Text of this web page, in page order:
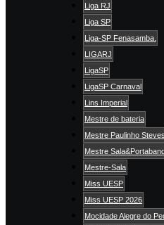
Liga RJ
Liga SP
Liga-SP Fenasamba.
LIGARJ
LigaSP
LigaSP Carnaval
Lins Imperial
Mestre de bateria
Mestre Paulinho Steves
Mestre
Mestre-Sala
Miss UESP
Miss UESP 2026
Mocidade Alegre do